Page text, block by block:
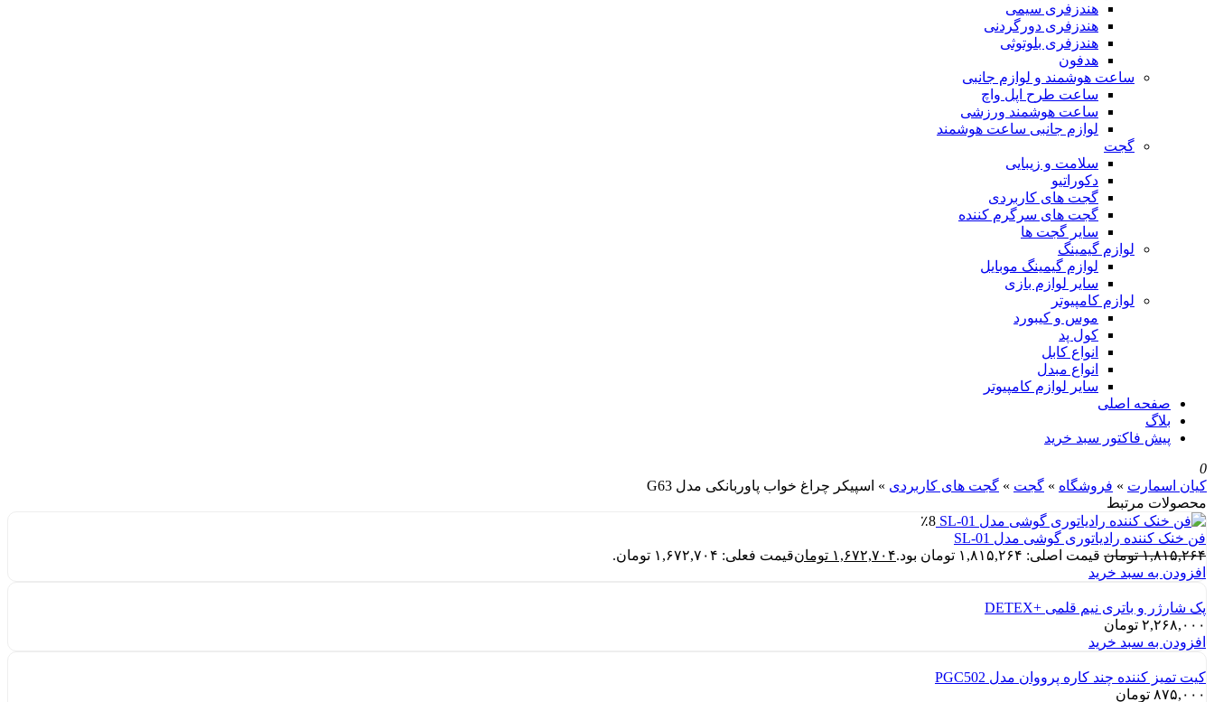
هندزفری سیمی
هندزفری دورگردنی
هندزفری بلوتوثی
هدفون
ساعت هوشمند و لوازم جانبی
ساعت طرح اپل واچ
ساعت هوشمند ورزشی
لوازم جانبی ساعت هوشمند
گجت
سلامت و زیبایی
دکوراتیو
گجت های کاربردی
گجت های سرگرم کننده
سایر گجت ها
لوازم گیمینگ
لوازم گیمینگ موبایل
سایر لوازم بازی
لوازم کامپیوتر
موس و کیبورد
کول پد
انواع کابل
انواع مبدل
سایر لوازم کامپیوتر
صفحه اصلی
بلاگ
پیش فاکتور سبد خرید
0
کیان اسمارت » فروشگاه » گجت » گجت های کاربردی » اسپیکر چراغ‌ خواب پاوربانکی مدل G63
محصولات مرتبط
٪8
فن خنک کننده رادیاتوری گوشی مدل SL-01
۱,۸۱۵,۲۶۴ تومان قیمت اصلی: ۱,۸۱۵,۲۶۴ تومان بود. ۱,۶۷۲,۷۰۴ تومانقیمت فعلی: ۱,۶۷۲,۷۰۴ تومان.
افزودن به سبد خرید
پک شارژر و باتری نیم قلمی +DETEX
۲,۲۶۸,۰۰۰ تومان
افزودن به سبد خرید
کیت تمیز کننده چند کاره پرووان مدل PGC502
۸۷۵,۰۰۰ تومان